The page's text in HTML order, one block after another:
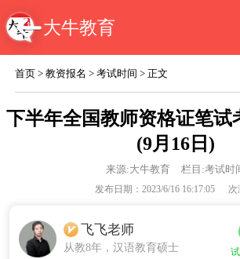
大牛教育
首页 >教资报名 >考试时间 > 正文
下半年全国教师资格证笔试
(9月16日)
来源:大牛教育 栏目:考试时
发布日期：2023/6/16 16:17:05 次
飞飞老师
从教8年，汉语教育硕士